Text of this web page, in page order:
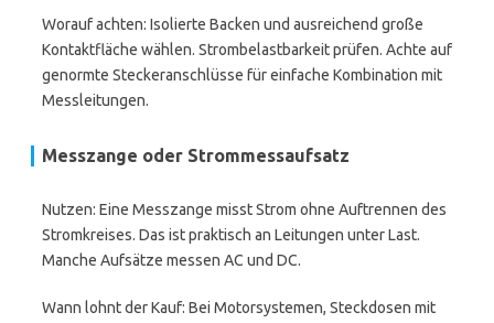
Worauf achten: Isolierte Backen und ausreichend große
Kontaktfläche wählen. Strombelastbarkeit prüfen. Achte auf
genormte Steckeranschlüsse für einfache Kombination mit
Messleitungen.
Messzange oder Strommessaufsatz
Nutzen: Eine Messzange misst Strom ohne Auftrennen des
Stromkreises. Das ist praktisch an Leitungen unter Last.
Manche Aufsätze messen AC und DC.
Wann lohnt der Kauf: Bei Motorsystemen, Steckdosen mit